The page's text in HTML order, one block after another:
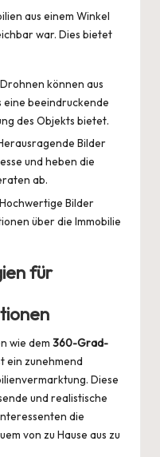
aus einem Winkel
war. Dies bietet
Drohnen können aus
beeindruckende
des Objekts bietet.
Bilder
und heben die
ab.
Hochwertige Bilder
über die Immobilie
für
wie dem 360-Grad-
ein zunehmend
. Diese
und realistische
die
von zu Hause aus zu